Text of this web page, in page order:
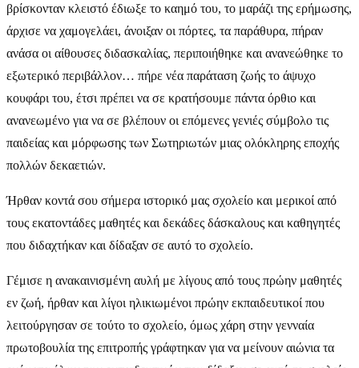
βρίσκονταν κλειστό έδιωξε το καημό του, το μαράζι της ερήμωσης,
άρχισε να χαμογελάει, άνοιξαν οι πόρτες, τα παράθυρα, πήραν
ανάσα οι αίθουσες διδασκαλίας, περιποιήθηκε και ανανεώθηκε το
εξωτερικό περιβάλλον… πήρε νέα παράταση ζωής το άψυχο
κουφάρι του, έτσι πρέπει να σε κρατήσουμε πάντα όρθιο και
ανανεωμένο για να σε βλέπουν οι επόμενες γενιές σύμβολο τις
παιδείας και μόρφωσης των Σωτηριωτών μιας ολόκληρης εποχής
πολλών δεκαετιών.
Ήρθαν κοντά σου σήμερα ιστορικό μας σχολείο και μερικοί από
τους εκατοντάδες μαθητές και δεκάδες δάσκαλους και καθηγητές
που διδαχτήκαν και δίδαξαν σε αυτό το σχολείο.
Γέμισε η ανακαινισμένη αυλή με λίγους από τους πρώην μαθητές
εν ζωή, ήρθαν και λίγοι ηλικιωμένοι πρώην εκπαιδευτικοί που
λειτούργησαν σε τούτο το σχολείο, όμως χάρη στην γενναία
πρωτοβουλία της επιτροπής γράφτηκαν για να μείνουν αιώνια τα